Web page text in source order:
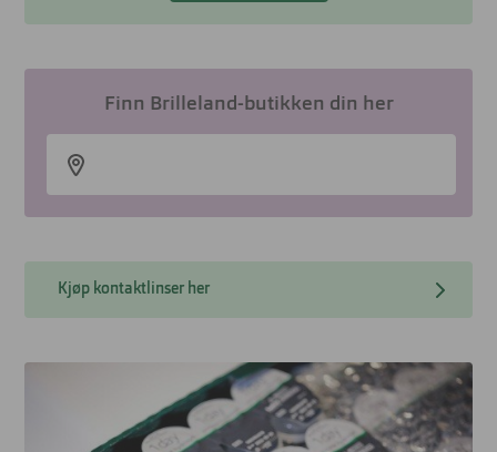
Finn Brilleland-butikken din her
Kjøp kontaktlinser her